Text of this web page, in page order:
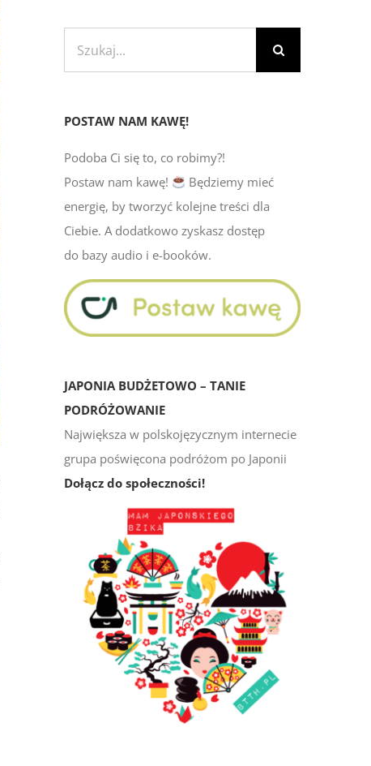
POSTAW NAM KAWĘ!
Podoba Ci się to, co robimy?!
Postaw nam kawę!
Będziemy mieć
energię, by tworzyć kolejne treści dla
Ciebie. A dodatkowo zyskasz dostęp
do bazy audio i e-booków.
JAPONIA BUDŻETOWO – TANIE
PODRÓŻOWANIE
Największa w polskojęzycznym internecie
grupa poświęcona podróżom po Japonii
Dołącz do społeczności!